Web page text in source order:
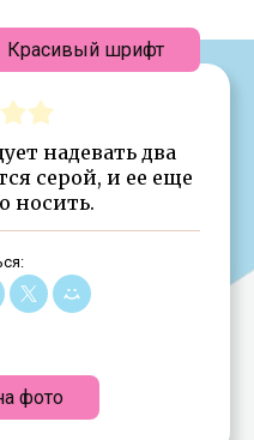
надевать два
серой, и ее еще
носить.
фото
Красивый шрифт